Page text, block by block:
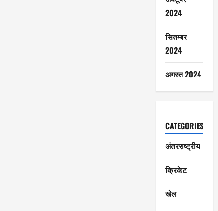
2024
सितम्बर
2024
अगस्त 2024
CATEGORIES
अंतरराष्ट्रीय
क्रिकेट
खेल